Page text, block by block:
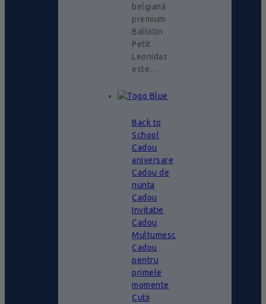
belgiană
premium
Ballotin
Petit
Leonidas
este…
Back to
School
Cadou
aniversare
Cadou de
nunta
Cadou
Invitatie
Cadou
Multumesc
Cadou
pentru
primele
momente
Cutii